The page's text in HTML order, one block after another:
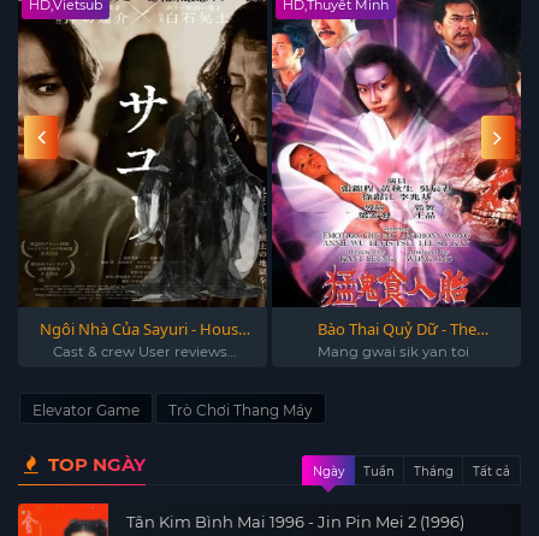
HD,Vietsub
Ngôi Nhà Của Sayuri - House
Of Sayuri 2024
Cast & crew User reviews
HD,Thuyết Minh
Bào Thai Quỷ Dữ - The
Demon's Baby 1998
Mang gwai sik yan toi
Elevator Game Trò Chơi Thang Máy
TOP NGÀY Ngày Tuần Tháng Tất cả
Tân Kim Bình Mai 1996 - Jin Pin Mei 2 (1996)